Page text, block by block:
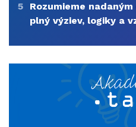
5
Rozumieme
plný výziev, logiky a